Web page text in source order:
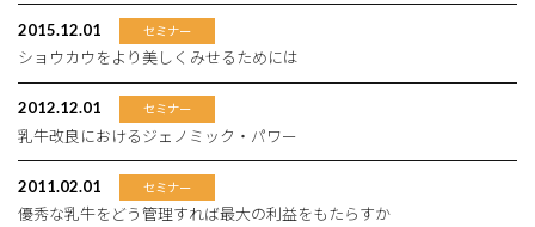
2015.12.01 セミナー
ショウカウをより美しくみせるためには
2012.12.01 セミナー
乳牛改良におけるジェノミック・パワー
2011.02.01 セミナー
優秀な乳牛をどう管理すれば最大の利益をもたらすか